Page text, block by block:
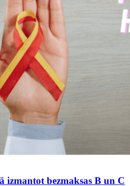
izmantot bezmaksas B un C